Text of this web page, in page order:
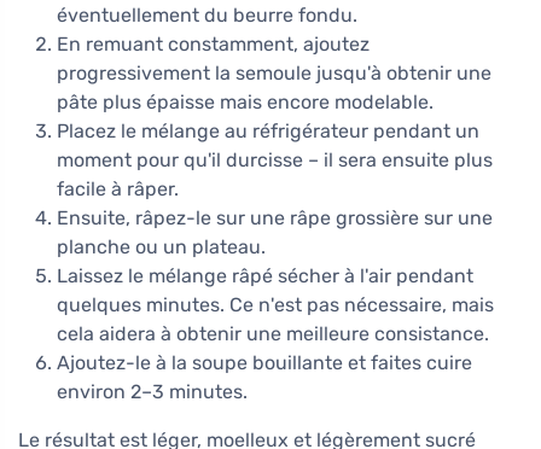
éventuellement du beurre fondu.
En remuant constamment, ajoutez
progressivement la semoule jusqu'à obtenir une
pâte plus épaisse mais encore modelable.
Placez le mélange au réfrigérateur pendant un
moment pour qu'il durcisse – il sera ensuite plus
facile à râper.
Ensuite, râpez-le sur une râpe grossière sur une
planche ou un plateau.
Laissez le mélange râpé sécher à l'air pendant
quelques minutes. Ce n'est pas nécessaire, mais
cela aidera à obtenir une meilleure consistance.
Ajoutez-le à la soupe bouillante et faites cuire
environ 2–3 minutes.
Le résultat est léger, moelleux et légèrement sucré